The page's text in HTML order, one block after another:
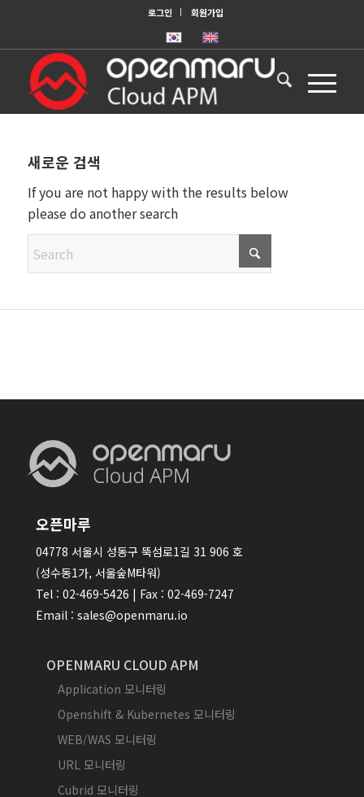
로그인 회원가입
새로운 검색
If you are not happy with the results below
please do another search
오픈마루
04778 서울시 성동구 뚝섬로1길 31 906 호
(성수동1가, 서울숲M타워)
Tel : 02-469-5426 | Fax : 02-469-7247
Email : sales@openmaru.io
OPENMARU CLOUD APM
Application 모니터링
Openshift & Kubernetes 모니터링
WEB/WAS 모니터링
URL 모니터링
Cubrid 모니터링